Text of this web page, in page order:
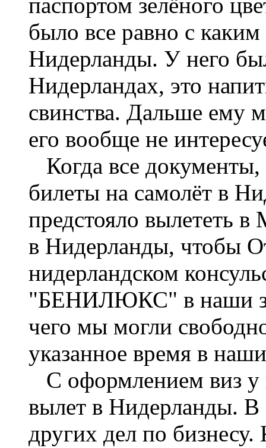
было все равно с каким
Нидерланды. У него
Нидерландах, это
свинства. Дальше ему
его вообще не
Когда все документы,
билеты на самолёт в
предстояло вылететь
в Нидерланды, чтобы
нидерландском
"БЕНИЛЮКС" в наши
чего мы могли
указанное время в
С оформлением виз у
вылет в Нидерланды.
других дел по